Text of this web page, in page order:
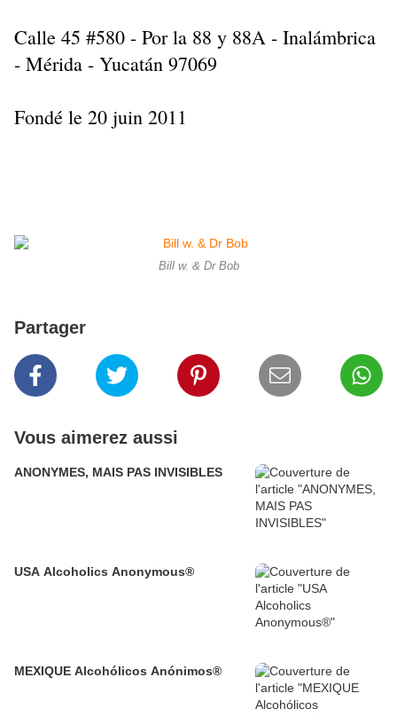
Calle 45 #580 - Por la 88 y 88A - Inalámbrica
- Mérida - Yucatán 97069
Fondé le 20 juin 2011
Bill w. & Dr Bob
Partager
Vous aimerez aussi
ANONYMES, MAIS PAS INVISIBLES
USA Alcoholics Anonymous®
MEXIQUE Alcohólicos Anónimos®